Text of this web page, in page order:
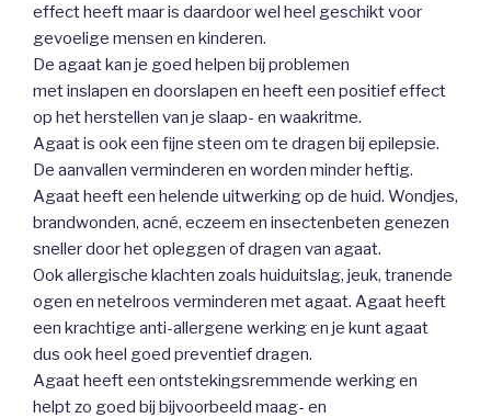
effect heeft maar is daardoor wel heel geschikt voor
gevoelige mensen en kinderen.
De agaat kan je goed helpen bij problemen
met inslapen en doorslapen en heeft een positief effect
op het herstellen van je slaap- en waakritme.
Agaat is ook een fijne steen om te dragen bij epilepsie.
De aanvallen verminderen en worden minder heftig.
Agaat heeft een helende uitwerking op de huid. Wondjes,
brandwonden, acné, eczeem en insectenbeten genezen
sneller door het opleggen of dragen van agaat.
Ook allergische klachten zoals huiduitslag, jeuk, tranende
ogen en netelroos verminderen met agaat. Agaat heeft
een krachtige anti-allergene werking en je kunt agaat
dus ook heel goed preventief dragen.
Agaat heeft een ontstekingsremmende werking en
helpt zo goed bij bijvoorbeeld maag- en